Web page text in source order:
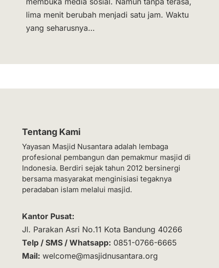
lima menit berubah menjadi satu jam. Waktu
yang seharusnya…
Tentang Kami
Yayasan Masjid Nusantara adalah lembaga
profesional pembangun dan pemakmur masjid di
Indonesia. Berdiri sejak tahun 2012 bersinergi
bersama masyarakat menginisiasi tegaknya
peradaban islam melalui masjid.
Kantor Pusat:
Jl. Parakan Asri No.11 Kota Bandung 40266
Telp / SMS / Whatsapp: 0851-0766-6665
Mail: welcome@masjidnusantara.org